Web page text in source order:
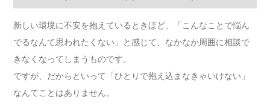
新しい環境に不安を抱えているときほど、「こんなことで悩ん
でるなんて思われたくない」と感じて、なかなか周囲に相談で
きなくなってしまうものです。
ですが、だからといって「ひとりで抱え込まなきゃいけない」
なんてことはありません。